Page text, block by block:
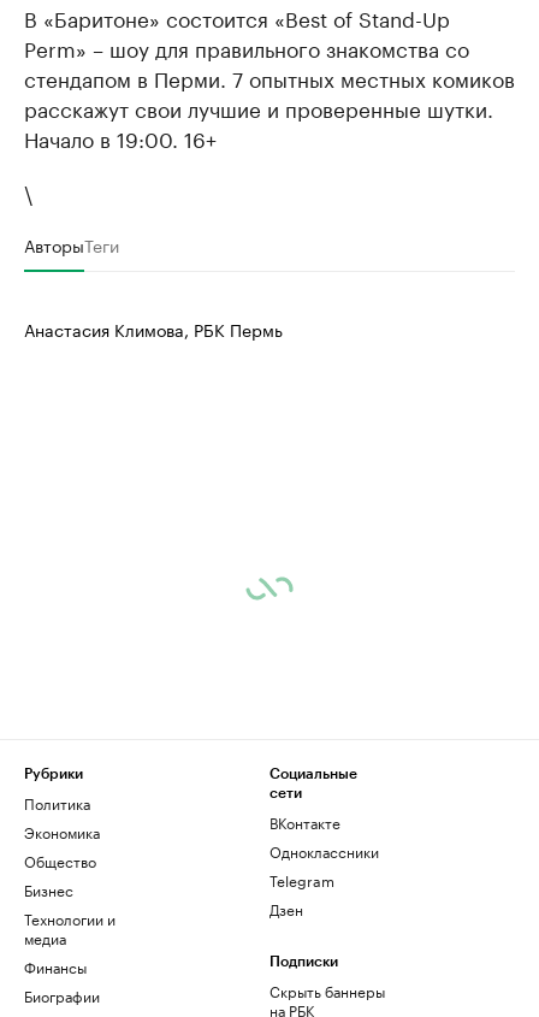
В «Баритоне» состоится «Best of Stand-Up
Perm» – шоу для правильного знакомства со
стендапом в Перми. 7 опытных местных комиков
расскажут свои лучшие и проверенные шутки.
Начало в 19:00. 16+
\
АвторыТеги
Анастасия Климова, РБК Пермь
Рубрики
Политика
Экономика
Общество
Бизнес
Технологии и
медиа
Финансы
Биографии
Социальные
сети
ВКонтакте
Одноклассники
Telegram
Дзен
Подписки
Скрыть баннеры
на РБК